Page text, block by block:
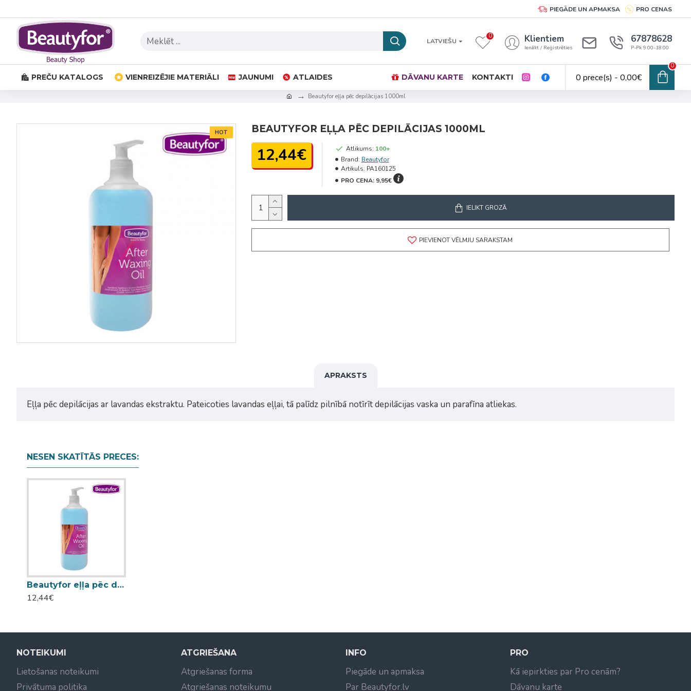
PIEGĀDE UN APMAKSA PRO CENAS
LATVIEŠU
0 Klientiem
Ienākt / Reģistrēties
67878628
P-Pk 9:00-18:00
PREČU KATALOGS VIENREIZĒJIE MATERIĀLI JAUNUMI ATLAIDES DĀVANU KARTE KONTAKTI 0 prece(s) - 0,00€
0
Beautyfor eļļa pēc depilācijas 1000ml
HOT BEAUTYFOR EĻĻA PĒC DEPILĀCIJAS 1000ML
12,44€ Atlikums: 100+
Brand: Beautyfor
Artikuls: PA160125
PRO CENA: 9,95€
IELIKT GROZĀ
PIEVIENOT VĒLMJU SARAKSTAM
APRAKSTS
Eļļa pēc depilācijas ar lavandas ekstraktu. Pateicoties lavandas eļļai, tā palīdz pilnībā notīrīt depilācijas vaska un parafīna atliekas.
NESEN SKATĪTĀS PRECES:
Beautyfor eļļa pēc depilācijas 1000ml
12,44€
NOTEIKUMI
Lietošanas noteikumi
Privātuma politika
ATGRIEŠANA
Atgriešanas forma
Atgriešanas noteikumu
INFO
Piegāde un apmaksa
Par Beautyfor.lv
PRO
Kā iepirkties par Pro cenām?
Dāvanu karte